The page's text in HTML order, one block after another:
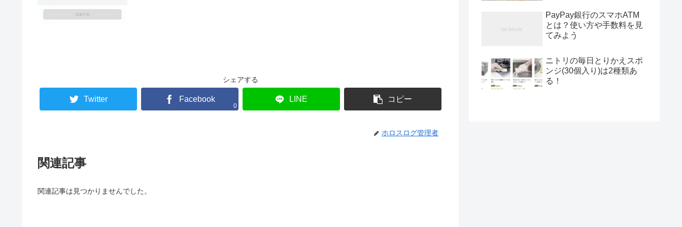
シェアする
Twitter Facebook
0
LINE コピー
ホロスログ管理者
関連記事
関連記事は見つかりませんでした。
PayPay銀行のスマホATM
とは？使い方や手数料を見
てみよう
ニトリの毎日とりかえスポ
ンジ(30個入り)は2種類あ
る！